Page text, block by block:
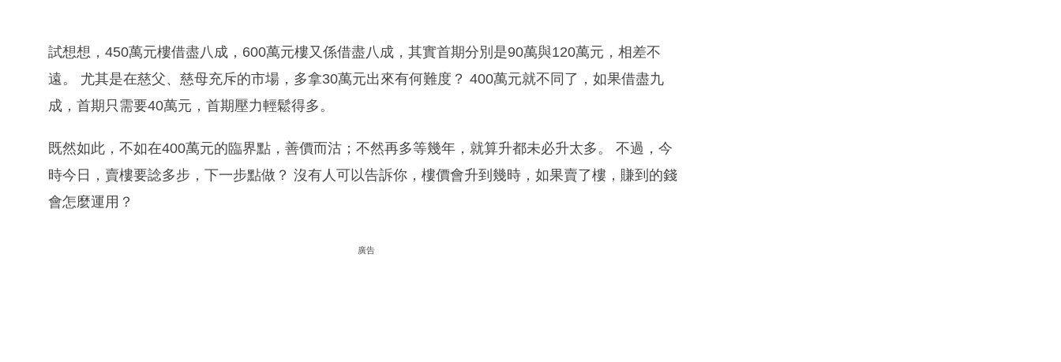
試想想，450萬元樓借盡八成，600萬元樓又係借盡八成，其實首期分別是90萬與120萬元，相差不
遠。 尤其是在慈父、慈母充斥的市場，多拿30萬元出來有何難度？ 400萬元就不同了，如果借盡九
成，首期只需要40萬元，首期壓力輕鬆得多。
既然如此，不如在400萬元的臨界點，善價而沽；不然再多等幾年，就算升都未必升太多。 不過，今
時今日，賣樓要諗多步，下一步點做？ 沒有人可以告訴你，樓價會升到幾時，如果賣了樓，賺到的錢
會怎麼運用？
廣告